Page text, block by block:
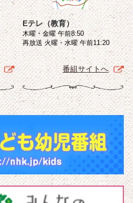
Eテレ（教育）
木曜・金曜 午前8:50
再放送 火曜・水曜 午前11:20
番組サイトへ